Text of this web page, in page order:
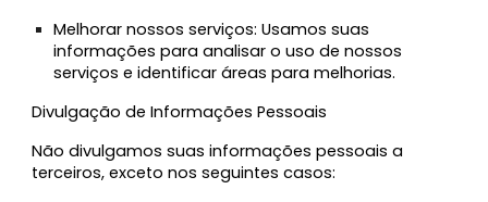
Melhorar nossos serviços: Usamos suas
informações para analisar o uso de nossos
serviços e identificar áreas para melhorias.
Divulgação de Informações Pessoais
Não divulgamos suas informações pessoais a
terceiros, exceto nos seguintes casos: